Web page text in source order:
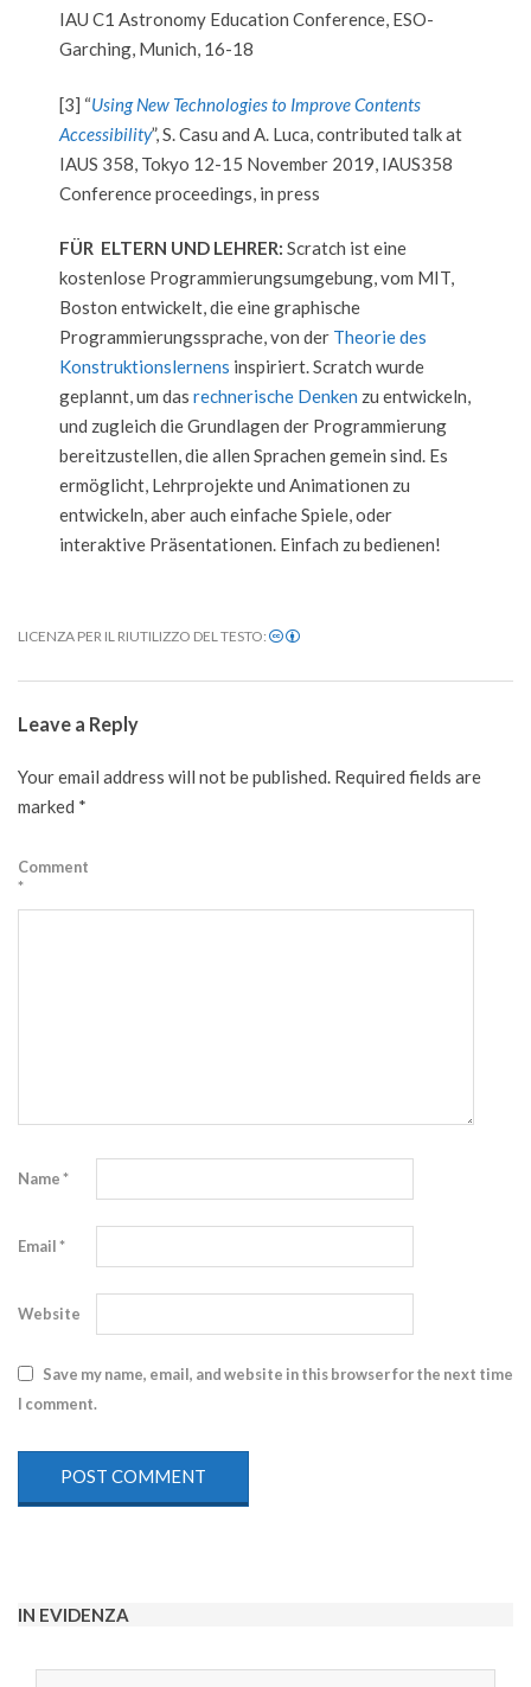
IAU C1 Astronomy Education Conference, ESO-
Garching, Munich, 16-18
[3] “Using New Technologies to Improve Contents
Accessibility”, S. Casu and A. Luca, contributed talk at
IAUS 358, Tokyo 12-15 November 2019, IAUS358
Conference proceedings, in press
FÜR ELTERN UND LEHRER: Scratch ist eine
kostenlose Programmierungsumgebung, vom MIT,
Boston entwickelt, die eine graphische
Programmierungssprache, von der Theorie des
Konstruktionslernens inspiriert. Scratch wurde
geplannt, um das rechnerische Denken zu entwickeln,
und zugleich die Grundlagen der Programmierung
bereitzustellen, die allen Sprachen gemein sind. Es
ermöglicht, Lehrprojekte und Animationen zu
entwickeln, aber auch einfache Spiele, oder
interaktive Präsentationen. Einfach zu bedienen!
LICENZA PER IL RIUTILIZZO DEL TESTO:
2022-
01-
Leave a Reply
Your email address will not be published. Required fields are
marked *
Comment
*
Name*
Email*
Website
Save my name, email, and website in this browser for the next time
I comment.
IN EVIDENZA